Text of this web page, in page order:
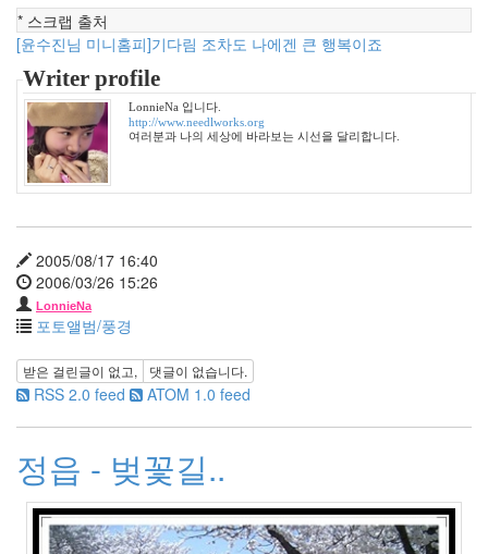
* 스크랩 출처
[윤수진님 미니홈피]기다림 조차도 나에겐 큰 행복이죠
Writer profile
LonnieNa 입니다.
http://www.needlworks.org
여러분과 나의 세상에 바라보는 시선을 달리합니다.
2005/08/17 16:40
2006/03/26 15:26
LonnieNa
포토앨범/풍경
받은 걸린글이 없고, 댓글이 없습니다.
RSS 2.0 feed ATOM 1.0 feed
정읍 - 벚꽃길..
1
월
3
2012
년
2
월
1
2012
3
월
1
2012
년
4
월
1
2012
년
월
0
2012